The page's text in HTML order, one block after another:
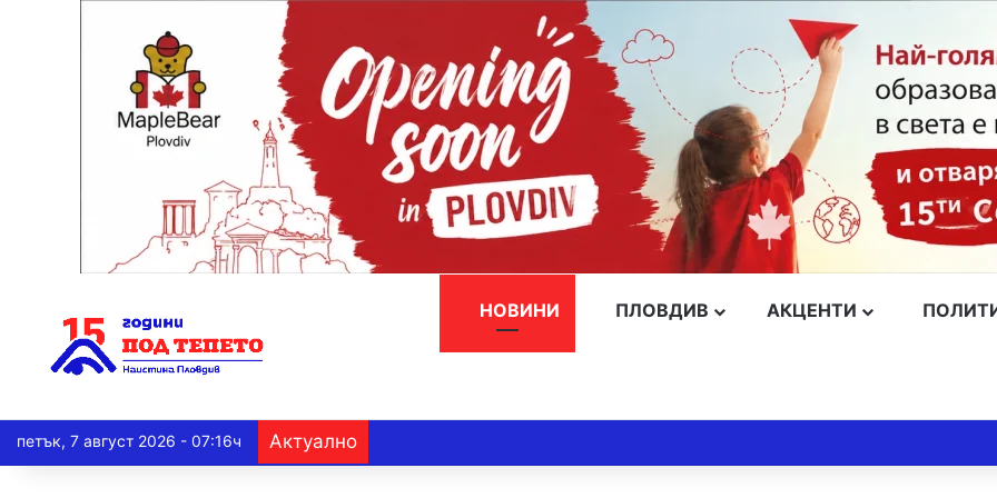
НОВИНИ ПЛОВДИВ АКЦЕНТИ
петък, 7 август 2026 - 07:16ч Актуално